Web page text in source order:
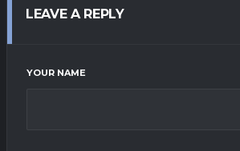
LEAVE A REPLY
YOUR NAME